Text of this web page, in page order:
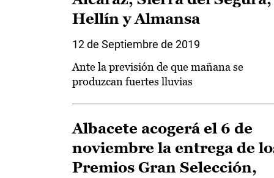
Hellín y Almansa
12 de Septiembre de 2019
Ante la previsión de que mañana se
produzcan fuertes lluvias
Albacete acogerá el 6 de
noviembre la entrega de
Premios Gran Selección,